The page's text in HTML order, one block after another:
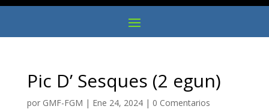
Pic D’ Sesques (2 egun)
por GMF-FGM | Ene 24, 2024| 0 Comentarios